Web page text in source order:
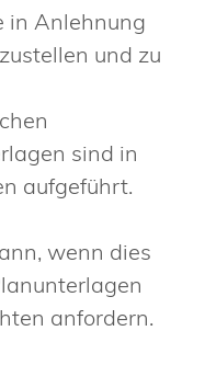
in Anlehnung
und zu
sind in
aufgeführt.
wenn dies
anfordern.